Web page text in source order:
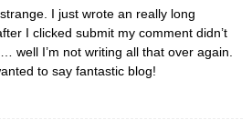
I just wrote an really long
I clicked submit my comment didn’t
well I’m not writing all that over again.
to say fantastic blog!